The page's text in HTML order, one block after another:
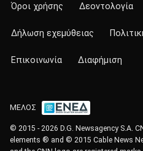
Όροι χρήσης Δεοντολογία
Δήλωση εχεμύθειας
Επικοινωνία Διαφήμιση
ΜΕΛΟΣ
© 2015 - 2026 D.G. Newsagency S.A.
elements ® and © 2015 Cable News